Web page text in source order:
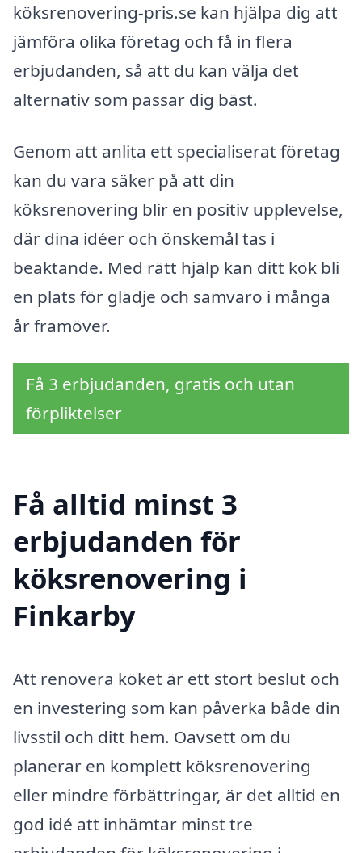
köksrenovering-pris.se kan hjälpa dig att
jämföra olika företag och få in flera
erbjudanden, så att du kan välja det
alternativ som passar dig bäst.
Genom att anlita ett specialiserat företag
kan du vara säker på att din
köksrenovering blir en positiv upplevelse,
där dina idéer och önskemål tas i
beaktande. Med rätt hjälp kan ditt kök bli
en plats för glädje och samvaro i många
år framöver.
Få 3 erbjudanden, gratis och utan
förpliktelser
Få alltid minst 3
erbjudanden för
köksrenovering i
Finkarby
Att renovera köket är ett stort beslut och
en investering som kan påverka både din
livsstil och ditt hem. Oavsett om du
planerar en komplett köksrenovering
eller mindre förbättringar, är det alltid en
god idé att inhämtar minst tre